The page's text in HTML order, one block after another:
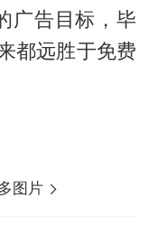
广告目标，毕
都远胜于免费
图片